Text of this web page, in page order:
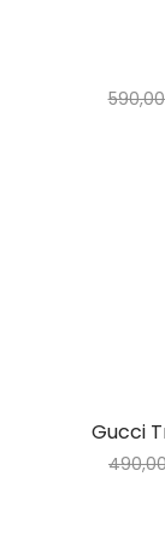
Gucci